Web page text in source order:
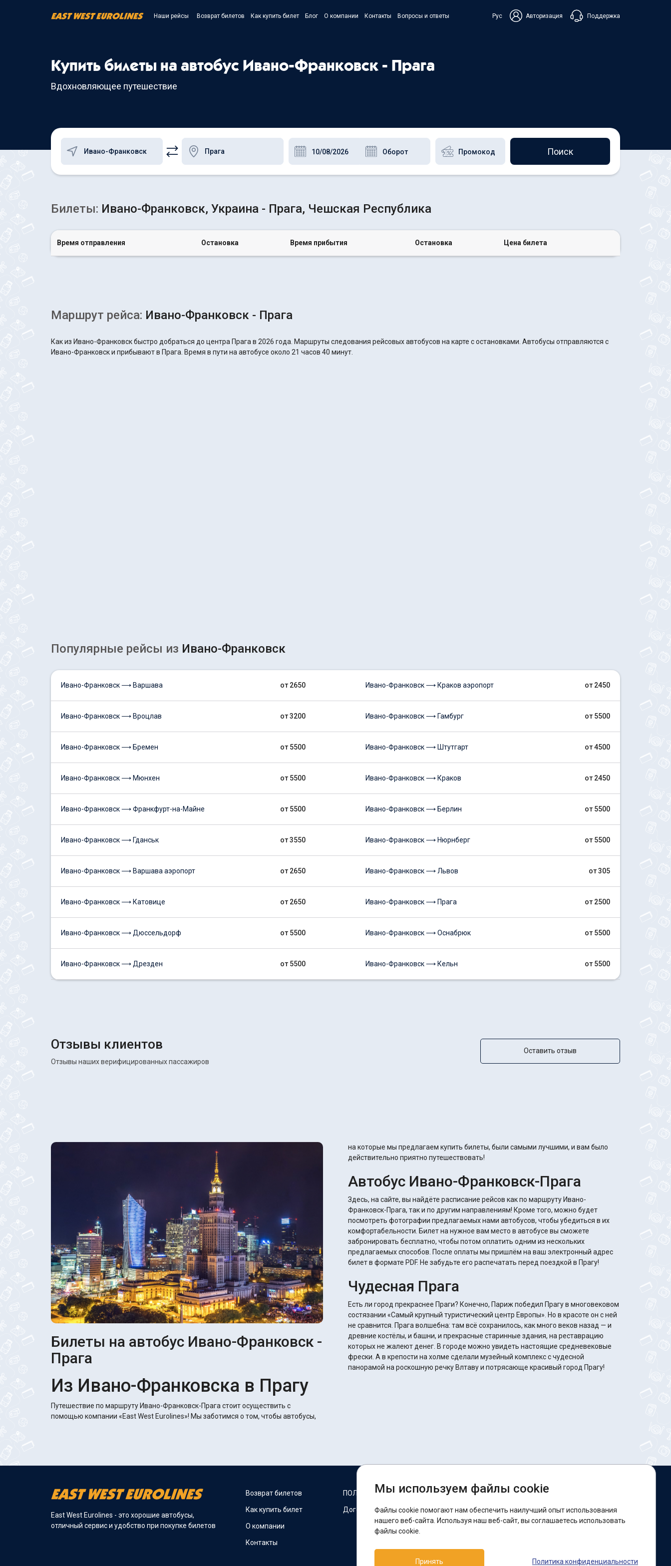
Наши рейсы Возврат билетов Как купить билет Блог О компании Контакты Вопросы и ответы Рус Авторизация Поддержка
Чат в Messenger
Купить билеты на автобус Ивано-Франковск - Прага
Вдохновляющее путешествие
Поиск
Билеты: Ивано-Франковск, Украина - Прага, Чешская Республика
Время отправления Остановка Время прибытия Остановка Цена билета
Маршрут рейса: Ивано-Франковск - Прага
Как из Ивано-Франковск быстро добраться до центра Прага в 2026 года. Маршруты следования рейсовых автобусов на карте с остановками. Автобусы отправляются с
Ивано-Франковск и прибывают в Прага. Время в пути на автобусе около 21 часов 40 минут.
Популярные рейсы из Ивано-Франковск
Ивано-Франковск ⟶ Варшава от 2650
Ивано-Франковск ⟶ Вроцлав от 3200
Ивано-Франковск ⟶ Бремен от 5500
Ивано-Франковск ⟶ Мюнхен от 5500
Ивано-Франковск ⟶ Франкфурт-на-Майне от 5500
Ивано-Франковск ⟶ Гданськ от 3550
Ивано-Франковск ⟶ Варшава аэропорт от 2650
Ивано-Франковск ⟶ Катовице от 2650
Ивано-Франковск ⟶ Дюссельдорф от 5500
Ивано-Франковск ⟶ Дрезден от 5500
Ивано-Франковск ⟶ Краков аэропорт от 2450
Ивано-Франковск ⟶ Гамбург от 5500
Ивано-Франковск ⟶ Штутгарт от 4500
Ивано-Франковск ⟶ Краков от 2450
Ивано-Франковск ⟶ Берлин от 5500
Ивано-Франковск ⟶ Нюрнберг от 5500
Ивано-Франковск ⟶ Львов от 305
Ивано-Франковск ⟶ Прага от 2500
Ивано-Франковск ⟶ Оснабрюк от 5500
Ивано-Франковск ⟶ Кельн от 5500
Отзывы клиентов
Отзывы наших верифицированных пассажиров
Оставить отзыв
Билеты на автобус Ивано-Франковск -
Прага
Из Ивано-Франковска в Прагу
Путешествие по маршруту Ивано-Франковск-Прага стоит осуществить с
помощью компании «East West Eurolines»! Мы заботимся о том, чтобы автобусы,
на которые мы предлагаем купить билеты, были самыми лучшими, и вам было
действительно приятно путешествовать!
Автобус Ивано-Франковск-Прага
Здесь, на сайте, вы найдёте расписание рейсов как по маршруту Ивано-
Франковск-Прага, так и по другим направлениям! Кроме того, можно будет
посмотреть фотографии предлагаемых нами автобусов, чтобы убедиться в их
комфортабельности. Билет на нужное вам место в автобусе вы сможете
забронировать бесплатно, чтобы потом оплатить одним из нескольких
предлагаемых способов. После оплаты мы пришлём на ваш электронный адрес
билет в формате PDF. Не забудьте его распечатать перед поездкой в Прагу!
Чудесная Прага
Есть ли город прекраснее Праги? Конечно, Париж победил Прагу в многовековом
состязании «Самый крупный туристический центр Европы». Но в красоте он с ней
не сравнится. Прага волшебна: там всё сохранилось, как много веков назад — и
древние костёлы, и башни, и прекрасные старинные здания, на реставрацию
которых не жалеют денег. В городе можно увидеть настоящие средневековые
фрески. А в крепости на холме сделали музейный комплекс с чудесной
панорамой на роскошную речку Влтаву и потрясающе красивый город Прагу!
East West Eurolines - это хорошие автобусы,
отличный сервис и удобство при покупке билетов
Возврат билетов
Как купить билет
О компании
Контакты
ПОЛИТИКА COOKIES
Договор оферты
Мы в соцсетях:
Facebook
Поддержка:
Мы используем файлы cookie
Файлы cookie помогают нам обеспечить наилучший опыт использования
нашего веб-сайта. Используя наш веб-сайт, вы соглашаетесь использовать
файлы cookie.
Принять Политика конфиденциальности